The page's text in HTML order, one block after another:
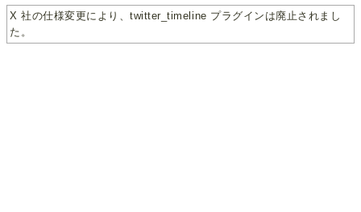
X 社の仕様変更により、twitter_timeline プラグインは廃止されまし
た。